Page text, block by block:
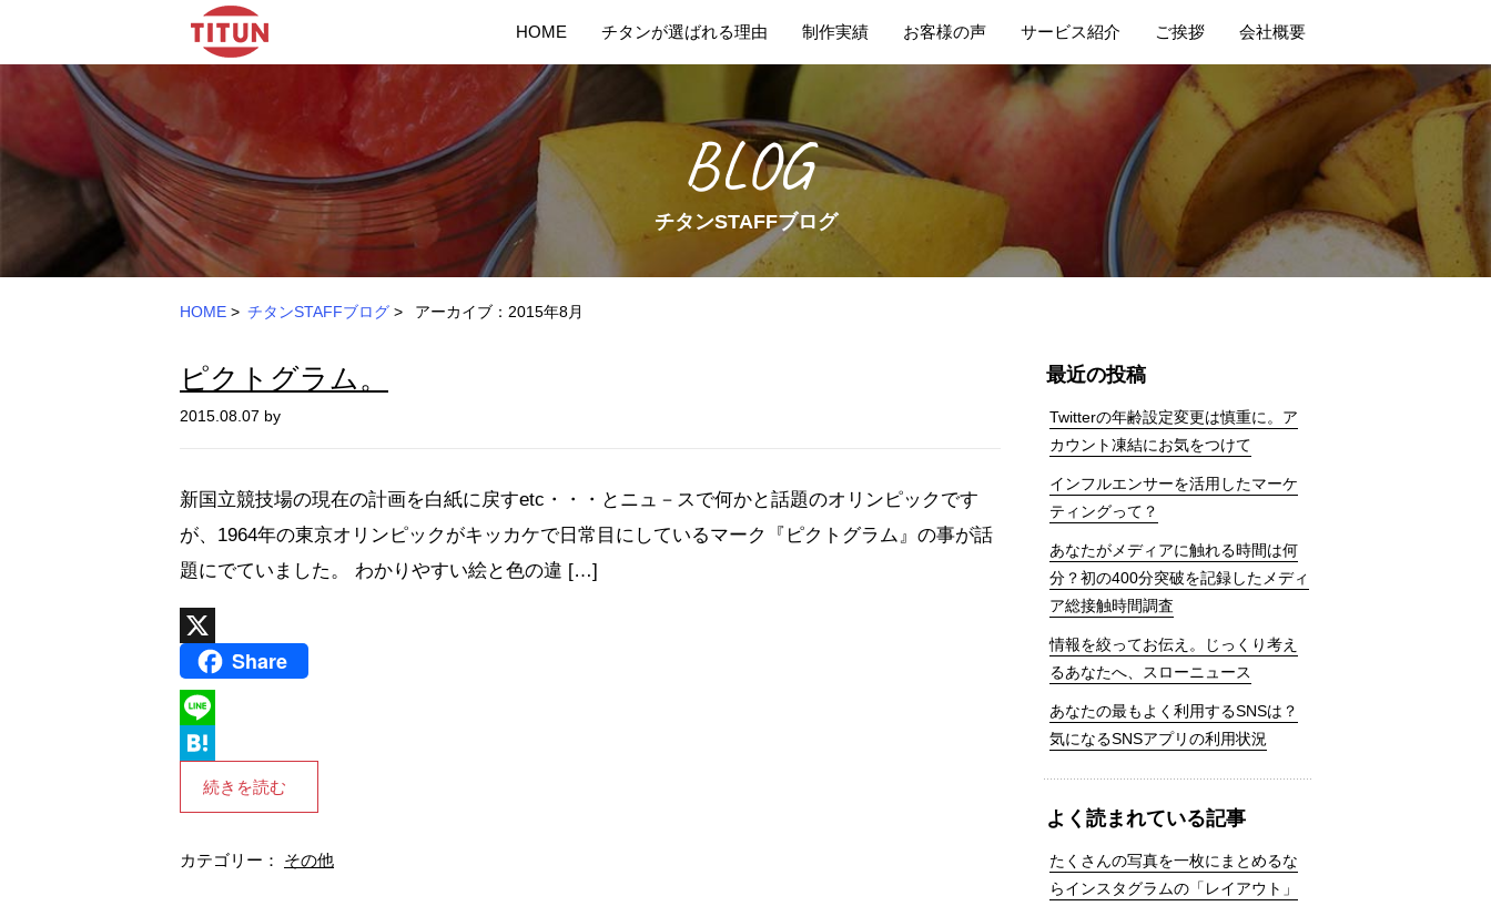
HOME チタンが選ばれる理由 制作実績 お客様の声 サービス紹介 ご挨拶 会社概要
BLOG
チタンSTAFFブログ
HOME > チタンSTAFFブログ > アーカイブ：2015年8月
ピクトグラム。
2015.08.07 by
新国立競技場の現在の計画を白紙に戻すetc・・・とニュ－スで何かと話題のオリンピックです
が、1964年の東京オリンピックがキッカケで日常目にしているマーク『ピクトグラム』の事が話
題にでていました。 わかりやすい絵と色の違 […]
Share
L
n
a
続きを読む
カテゴリー： その他
最近の投稿
Twitterの年齢設定変更は慎重に。ア
カウント凍結にお気をつけて
インフルエンサーを活用したマーケ
ティングって？
あなたがメディアに触れる時間は何
分？初の400分突破を記録したメディ
ア総接触時間調査
情報を絞ってお伝え。じっくり考え
るあなたへ、スローニュース
あなたの最もよく利用するSNSは？
気になるSNSアプリの利用状況
よく読まれている記事
たくさんの写真を一枚にまとめるな
らインスタグラムの「レイアウト」